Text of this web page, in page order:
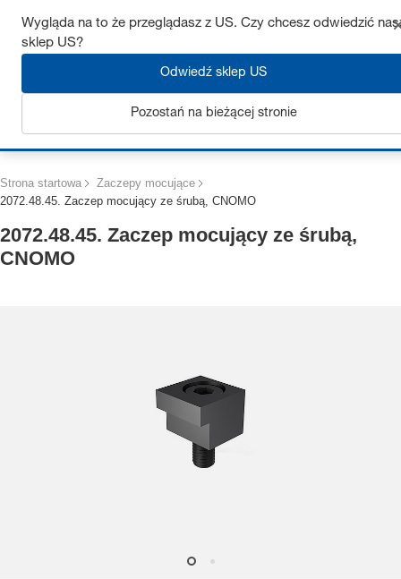
Uzyskaj do 7% zniżki – kliknij tutaj, aby dowiedzieć się więcej
Strona startowa
Zaczepy mocujące
2072.48.45. Zaczep mocujący ze śrubą, CNOMO
2072.48.45. Zaczep mocujący ze śrubą,
CNOMO
Wygląda na to że przeglądasz z US. Czy chcesz odwiedzić
sklep US?
Odwiedź sklep US
Pozostań na bieżącej stronie